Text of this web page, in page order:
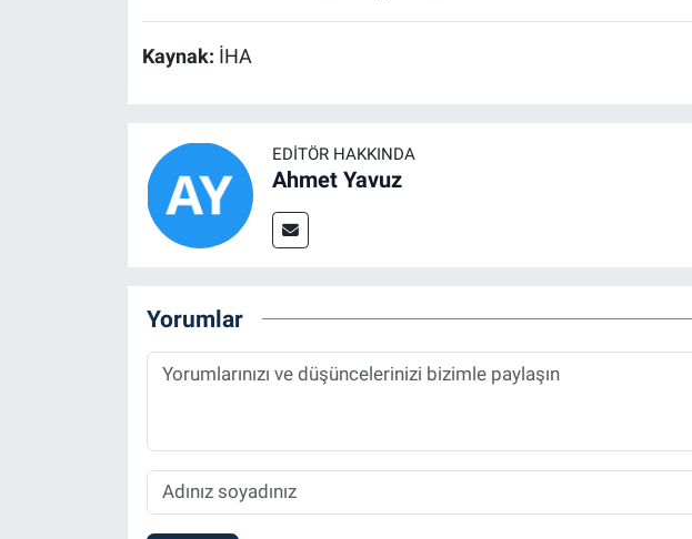
Kaynak: İHA
EDITÖR HAKKINDA
Ahmet Yavuz
Yorumlar